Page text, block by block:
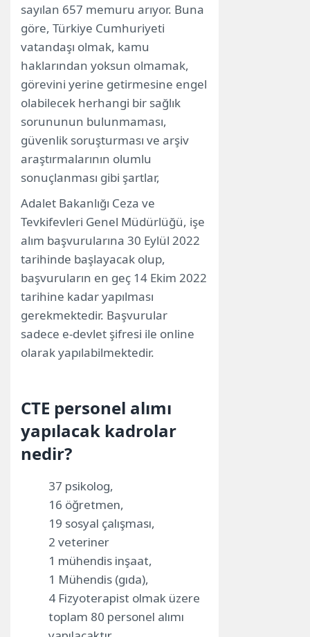
sayılan 657 memuru arıyor. Buna
göre, Türkiye Cumhuriyeti
vatandaşı olmak, kamu
haklarından yoksun olmamak,
görevini yerine getirmesine engel
olabilecek herhangi bir sağlık
sorununun bulunmaması,
güvenlik soruşturması ve arşiv
araştırmalarının olumlu
sonuçlanması gibi şartlar,
Adalet Bakanlığı Ceza ve
Tevkifevleri Genel Müdürlüğü, işe
alım başvurularına 30 Eylül 2022
tarihinde başlayacak olup,
başvuruların en geç 14 Ekim 2022
tarihine kadar yapılması
gerekmektedir. Başvurular
sadece e-devlet şifresi ile online
olarak yapılabilmektedir.
CTE personel alımı
yapılacak kadrolar
nedir?
37 psikolog,
16 öğretmen,
19 sosyal çalışması,
2 veteriner
1 mühendis inşaat,
1 Mühendis (gıda),
4 Fizyoterapist olmak üzere
toplam 80 personel alımı